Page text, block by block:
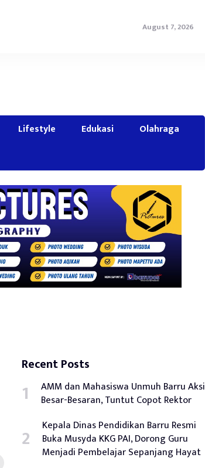
August 7, 2026
Lifestyle Edukasi
Olahraga
Recent Posts
AMM dan Mahasiswa Unmuh Barru Aksi
Besar-Besaran, Tuntut Copot Rektor
Kepala Dinas Pendidikan Barru Resmi
Buka Musyda KKG PAI, Dorong Guru
Menjadi Pembelajar Sepanjang Hayat